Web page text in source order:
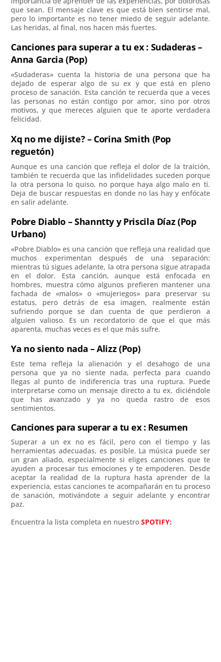
que sean. El mensaje clave es que está bien sentirse mal,
pero lo importante es no tener miedo de seguir adelante.
Las heridas, al final, nos hacen más fuertes.
Canciones para superar a tu ex : Sudaderas –
Anna Garcia (Pop)
«Sudaderas» cuenta la historia de una persona que ha
dejado de esperar algo de su ex y que está en pleno
proceso de sanación. Esta canción te recuerda que a veces
las personas no están contigo por amor, sino por otros
motivos, y que mereces alguien que te aporte verdadera
felicidad.
Xq no me dijiste? – Corina Smith (Pop
reguetón)
Aunque es una canción que refleja el dolor de la traición,
también te recuerda que las infidelidades suceden porque
la otra persona lo quiso, no porque haya algo malo en ti.
Deja de buscar respuestas en donde no las hay y enfócate
en salir adelante.
Pobre Diablo – Shanntty y Priscila Díaz (Pop
Urbano)
«Pobre Diablo» es una canción que refleja una realidad que
muchos experimentan después de una separación:
mientras tú sigues adelante, la otra persona sigue atrapada
en el dolor. Esta canción, aunque está enfocada en
hombres, muestra cómo algunos prefieren mantener una
fachada de «malos» o «mujeriegos» para preservar su
estatus, pero detrás de esa imagen, realmente están
sufriendo porque se dan cuenta de que perdieron a
alguien valioso. Es un recordatorio de que el que más
aparenta, muchas veces es el que más sufre.
Ya no siento nada – Alizz (Pop)
Este tema refleja la alienación y el desahogo de una
persona que ya no siente nada, perfecta para cuando
llegas al punto de indiferencia tras una ruptura. Puede
interpretarse como un mensaje directo a tu ex, diciéndole
que has avanzado y ya no queda rastro de esos
sentimientos.
Canciones para superar a tu ex : Resumen
Superar a un ex no es fácil, pero con el tiempo y las
herramientas adecuadas, es posible. La música puede ser
un gran aliado, especialmente si eliges canciones que te
ayuden a procesar tus emociones y te empoderen. Desde
aceptar la realidad de la ruptura hasta aprender de la
experiencia, estas canciones te acompañarán en tu proceso
de sanación, motivándote a seguir adelante y encontrar
paz.
Encuentra la lista completa en nuestro SPOTIFY: